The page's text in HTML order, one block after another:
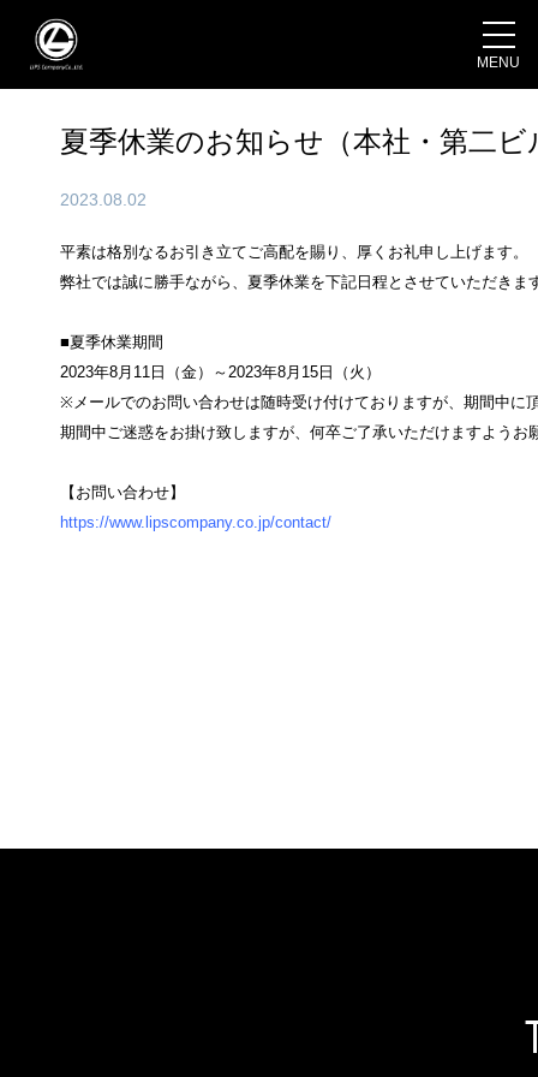
MENU
夏季休業のお知らせ（本社・第二ビ
2023.08.02
平素は格別なるお引き立てご高配を賜り、厚くお礼申し上げます。
弊社では誠に勝手ながら、夏季休業を下記日程とさせていただきま
■夏季休業期間
2023年8月11日（金）～2023年8月15日（火）
※メールでのお問い合わせは随時受け付けておりますが、期間中に
期間中ご迷惑をお掛け致しますが、何卒ご了承いただけますようお
【お問い合わせ】
https://www.lipscompany.co.jp/contact/